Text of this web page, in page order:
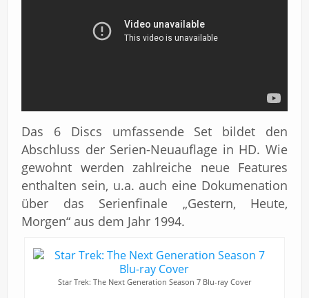
Das 6 Discs umfassende Set bildet den
Abschluss der Serien-Neuauflage in HD. Wie
gewohnt werden zahlreiche neue Features
enthalten sein, u.a. auch eine Dokumenation
über das Serienfinale „Gestern, Heute,
Morgen“ aus dem Jahr 1994.
Star Trek: The Next Generation Season 7 Blu-ray Cover